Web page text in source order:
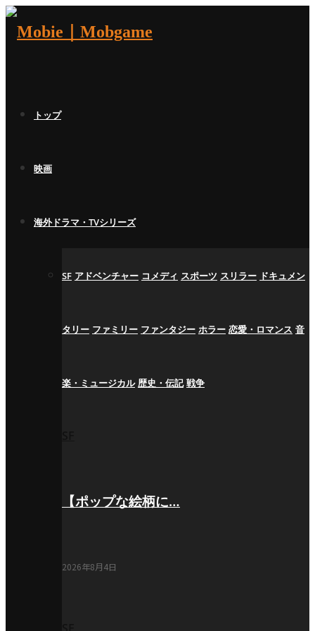
トップ
映画
海外ドラマ・TVシリーズ
SF アドベンチャー コメディ スポーツ スリラー ドキュメン
タリー ファミリー ファンタジー ホラー 恋愛・ロマンス 音
楽・ミュージカル 歴史・伝記 戦争
【ポップな絵柄に…
2026年8月4日